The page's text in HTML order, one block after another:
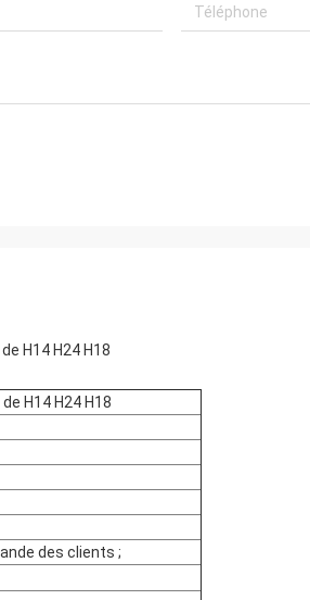
H14 H24 H18
H14 H24 H18
des clients ;